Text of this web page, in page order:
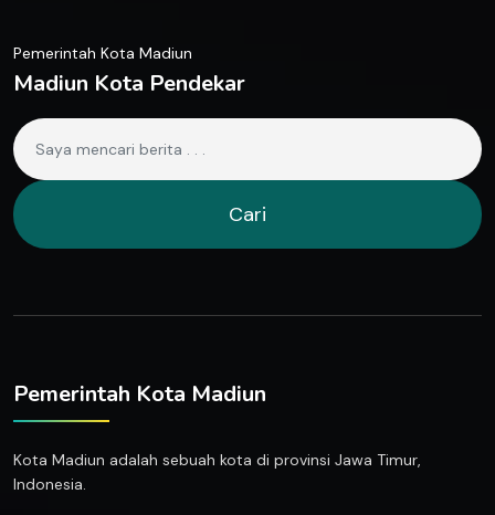
Pemerintah Kota Madiun
Madiun Kota Pendekar
Cari
Pemerintah Kota Madiun
Kota Madiun adalah sebuah kota di provinsi Jawa Timur,
Indonesia.